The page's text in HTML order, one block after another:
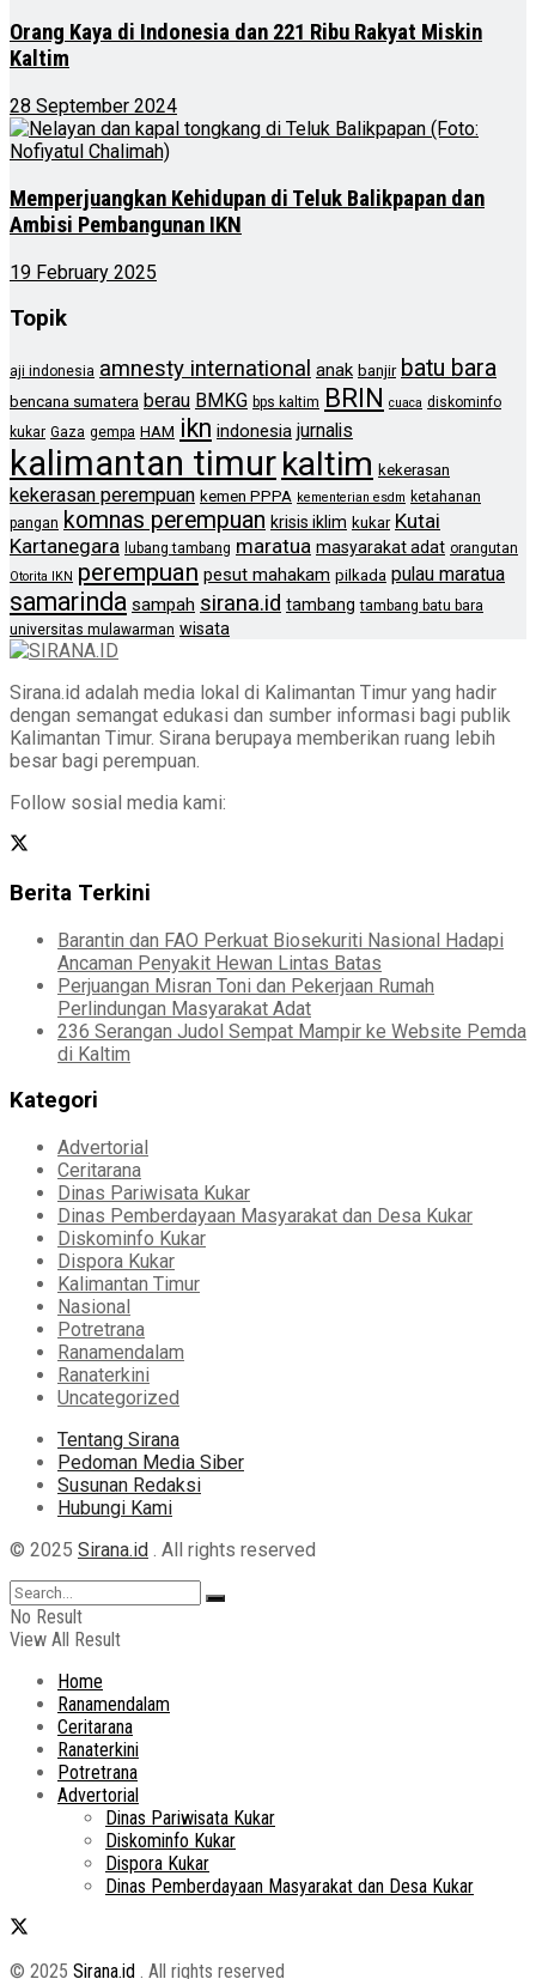
Orang Kaya di Indonesia dan 221 Ribu Rakyat Miskin
Kaltim
28 September 2024
Memperjuangkan Kehidupan di Teluk Balikpapan dan
Ambisi Pembangunan IKN
19 February 2025
Topik
aji indonesia amnesty international anak banjir batu bara
bencana sumatera berau BMKG bps kaltim BRIN cuaca diskominfo
kukar Gaza gempa HAM ikn indonesia jurnalis
kalimantan timurkaltim kekerasan
kekerasan perempuan kemen PPPA kementerian esdm ketahanan
pangan komnas perempuan krisis iklim kukar Kutai
Kartanegara lubang tambang maratua masyarakat adat orangutan
Otorita IKN perempuan pesut mahakam pilkada pulau maratua
samarinda sampah sirana.id tambang tambang batu bara
universitas mulawarman wisata
Sirana.id adalah media lokal di Kalimantan Timur yang hadir
dengan semangat edukasi dan sumber informasi bagi publik
Kalimantan Timur. Sirana berupaya memberikan ruang lebih
besar bagi perempuan.
Follow sosial media kami:
Berita Terkini
Barantin dan FAO Perkuat Biosekuriti Nasional Hadapi
Ancaman Penyakit Hewan Lintas Batas
Perjuangan Misran Toni dan Pekerjaan Rumah
Perlindungan Masyarakat Adat
236 Serangan Judol Sempat Mampir ke Website Pemda
di Kaltim
Kategori
Advertorial
Ceritarana
Dinas Pariwisata Kukar
Dinas Pemberdayaan Masyarakat dan Desa Kukar
Diskominfo Kukar
Dispora Kukar
Kalimantan Timur
Nasional
Potretrana
Ranamendalam
Ranaterkini
Uncategorized
Tentang Sirana
Pedoman Media Siber
Susunan Redaksi
Hubungi Kami
© 2025 Sirana.id . All rights reserved
No Result
View All Result
Home
Ranamendalam
Ceritarana
Ranaterkini
Potretrana
Advertorial
Dinas Pariwisata Kukar
Diskominfo Kukar
Dispora Kukar
Dinas Pemberdayaan Masyarakat dan Desa Kukar
© 2025 Sirana.id . All rights reserved